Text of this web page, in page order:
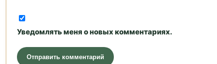
Уведомлять меня о новых комментариях.